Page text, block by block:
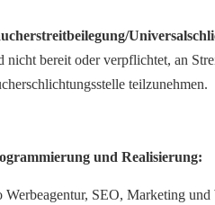
nicht bereit oder verpflichtet, an
teilzunehmen.
und Realisierung:
Werbeagentur, SEO, Marketing und